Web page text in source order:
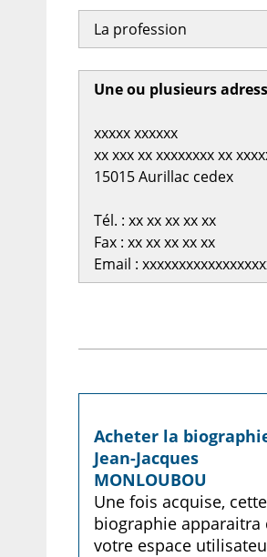
La profession
Une ou plusieurs
xxxxx xxxxxx
xx xxx xx xxxxxxxx xx
15015 Aurillac cedex
Tél. : xx xx xx xx xx
Fax : xx xx xx xx xx
Email :
Acheter la
Jean-Jacques
MONLOUBOU
Une fois acquise, cette
biographie apparaitra
votre espace